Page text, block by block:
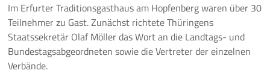
Branchenmeldungen
Statements
Im Erfurter Traditionsgasthaus am Hopfenberg waren über 30
Teilnehmer zu Gast. Zunächst richtete Thüringens
Staatssekretär Olaf Möller das Wort an die Landtags- und
Bundestagsabgeordneten sowie die Vertreter der einzelnen
Verbände.